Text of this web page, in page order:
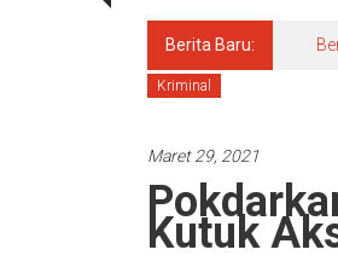
Berita Baru:
Kriminal
Maret 29, 2021
Kutuk